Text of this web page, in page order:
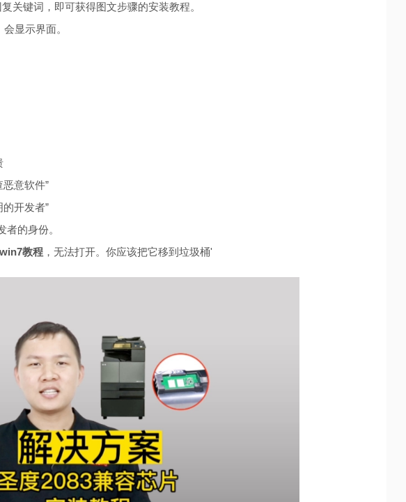
关键词，即可获得图文步骤的安装教程。
会显示界面。
意软件”
开发者”
者的身份。
教程 ，无法打开。你应该把它移到垃圾桶'